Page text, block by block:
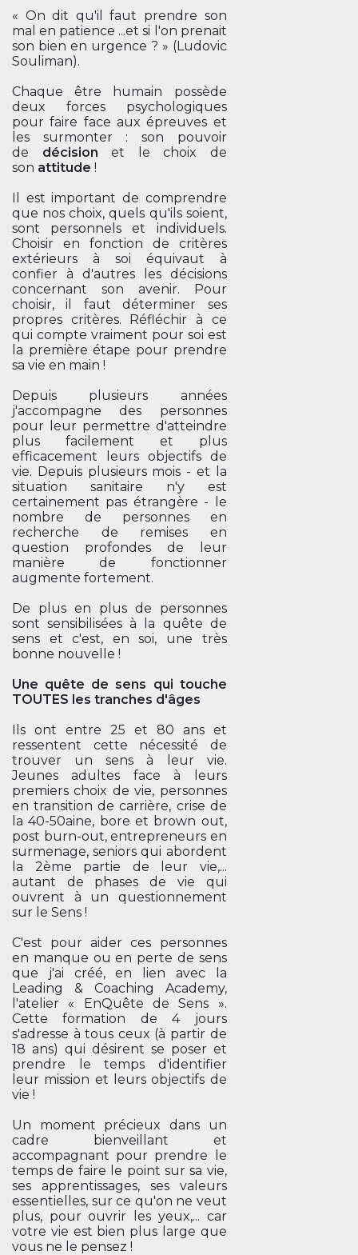
« On dit qu'il faut prendre son
mal en patience ...et si l'on prenait
son bien en urgence ? » (Ludovic
Souliman).
Chaque être humain possède
deux forces psychologiques
pour faire face aux épreuves et
les surmonter : son pouvoir
de décision et le choix de
son attitude !
Il est important de comprendre
que nos choix, quels qu'ils soient,
sont personnels et individuels.
Choisir en fonction de critères
extérieurs à soi équivaut à
confier à d'autres les décisions
concernant son avenir. Pour
choisir, il faut déterminer ses
propres critères. Réfléchir à ce
qui compte vraiment pour soi est
la première étape pour prendre
sa vie en main !
Depuis plusieurs années
j'accompagne des personnes
pour leur permettre d'atteindre
plus facilement et plus
efficacement leurs objectifs de
vie. Depuis plusieurs mois - et la
situation sanitaire n'y est
certainement pas étrangère - le
nombre de personnes en
recherche de remises en
question profondes de leur
manière de fonctionner
augmente fortement.
De plus en plus de personnes
sont sensibilisées à la quête de
sens et c'est, en soi, une très
bonne nouvelle !
Une quête de sens qui touche
TOUTES les tranches d'âges
Ils ont entre 25 et 80 ans et
ressentent cette nécessité de
trouver un sens à leur vie.
Jeunes adultes face à leurs
premiers choix de vie, personnes
en transition de carrière, crise de
la 40-50aine, bore et brown out,
post burn-out, entrepreneurs en
surmenage, seniors qui abordent
la 2ème partie de leur vie,...
autant de phases de vie qui
ouvrent à un questionnement
sur le Sens !
C'est pour aider ces personnes
en manque ou en perte de sens
que j'ai créé, en lien avec la
Leading & Coaching Academy,
l'atelier « EnQuête de Sens ».
Cette formation de 4 jours
s'adresse à tous ceux (à partir de
18 ans) qui désirent se poser et
prendre le temps d'identifier
leur mission et leurs objectifs de
vie !
Un moment précieux dans un
cadre bienveillant et
accompagnant pour prendre le
temps de faire le point sur sa vie,
ses apprentissages, ses valeurs
essentielles, sur ce qu'on ne veut
plus, pour ouvrir les yeux,... car
votre vie est bien plus large que
vous ne le pensez !